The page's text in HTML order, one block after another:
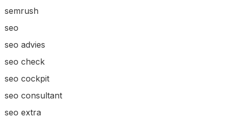
semrush
seo
seo advies
seo check
seo cockpit
seo consultant
seo extra